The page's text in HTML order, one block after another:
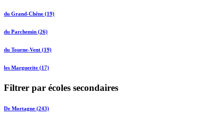
du Grand-Chêne (19)
du Parchemin (26)
du Tourne-Vent (19)
les Marguerite (17)
Filtrer par écoles secondaires
De Mortagne (243)